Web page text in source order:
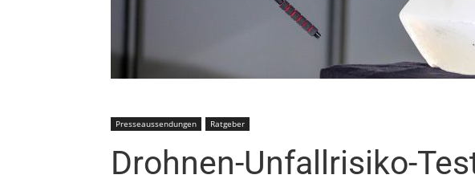
Presseaussendungen Ratgeber
Drohnen-Unfallrisiko-